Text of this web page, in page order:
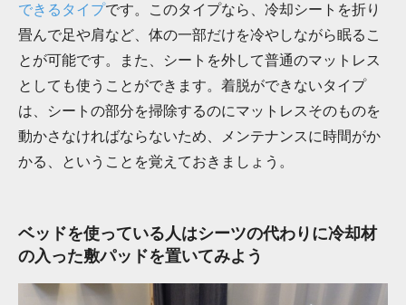
できるタイプです。このタイプなら、冷却シートを折り
畳んで足や肩など、体の一部だけを冷やしながら眠るこ
とが可能です。また、シートを外して普通のマットレス
としても使うことができます。着脱ができないタイプ
は、シートの部分を掃除するのにマットレスそのものを
動かさなければならないため、メンテナンスに時間がか
かる、ということを覚えておきましょう。
ベッドを使っている人はシーツの代わりに冷却材
の入った敷パッドを置いてみよう